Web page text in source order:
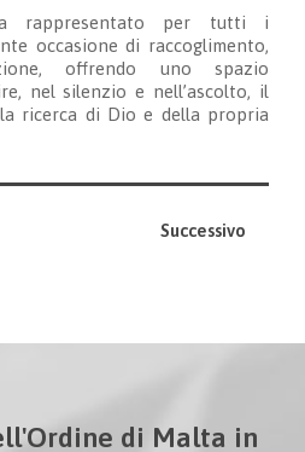
rappresentato per tutti i
occasione di raccoglimento,
offrendo uno spazio
nel silenzio e nell’ascolto, il
ricerca di Dio e della propria
Successivo
di Malta in